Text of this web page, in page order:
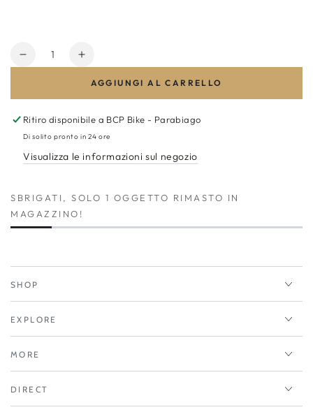
Quantità
Diminuisci
R
JERSEY
Terra
Aumenta
per
R
JERSEY
Terra
AGGIUNGI AL CARRELLO
Ritiro disponibile a BCP Bike - Parabiago
Di solito pronto in 24 ore
Visualizza le informazioni sul negozio
SBRIGATI, SOLO 1 OGGETTO RIMASTO IN
MAGAZZINO!
SHOP
EXPLORE
MORE
DIRECT